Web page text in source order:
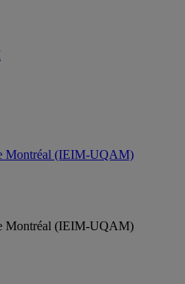
Montréal (IEIM-UQAM)
Montréal (IEIM-UQAM)